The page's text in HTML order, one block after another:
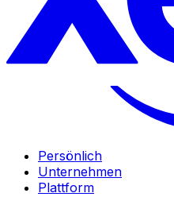
Persönlich
Unternehmen
Plattform